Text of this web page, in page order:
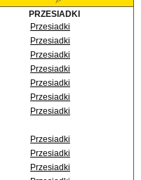
PRZESIADKI
Przesiadki
Przesiadki
Przesiadki
Przesiadki
Przesiadki
Przesiadki
Przesiadki
Przesiadki
Przesiadki
Przesiadki